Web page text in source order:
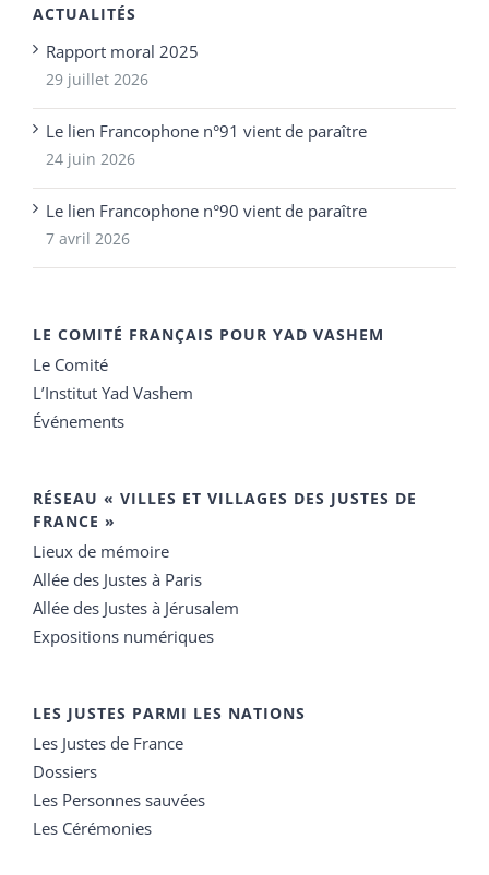
ACTUALITÉS
Rapport moral 2025
29 juillet 2026
Le lien Francophone n°91 vient de paraître
24 juin 2026
Le lien Francophone n°90 vient de paraître
7 avril 2026
LE COMITÉ FRANÇAIS POUR YAD VASHEM
Le Comité
L’Institut Yad Vashem
Événements
RÉSEAU « VILLES ET VILLAGES DES JUSTES DE
FRANCE »
Lieux de mémoire
Allée des Justes à Paris
Allée des Justes à Jérusalem
Expositions numériques
LES JUSTES PARMI LES NATIONS
Les Justes de France
Dossiers
Les Personnes sauvées
Les Cérémonies